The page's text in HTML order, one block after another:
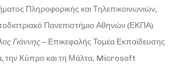
Πληροφορικής και Τηλεπικοινωνιών,
Πανεπιστήμιο Αθηνών (ΕΚΠΑ)
Γιάννης– Επικεφαλής Τομέα Εκπαίδευσης
την Κύπρο και τη Μάλτα, Microsoft